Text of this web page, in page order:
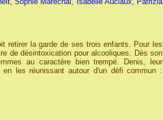
retirer la garde de ses trois enfants. Pour les
de désintoxication pour alcooliques. Dès son
au caractère bien trempé. Denis, leur
les réunissant autour d'un défi commun :